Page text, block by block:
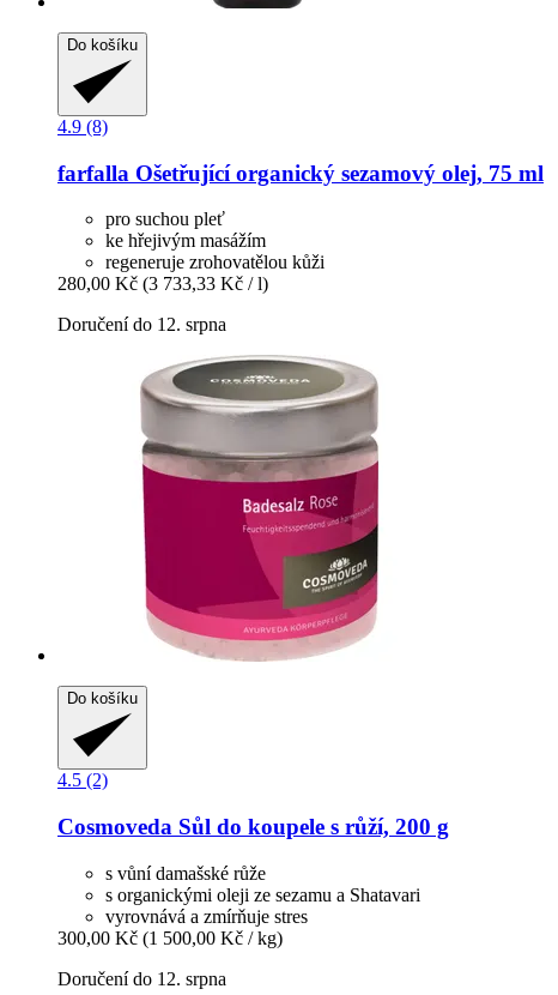
Do košíku
4.9 (8)
farfalla Ošetřující organický sezamový olej, 75 ml
pro suchou pleť
ke hřejivým masážím
regeneruje zrohovatělou kůži
280,00 Kč (3 733,33 Kč / l)
Doručení do 12. srpna
Do košíku
4.5 (2)
Cosmoveda Sůl do koupele s růží, 200 g
s vůní damašské růže
s organickými oleji ze sezamu a Shatavari
vyrovnává a zmírňuje stres
300,00 Kč (1 500,00 Kč / kg)
Doručení do 12. srpna